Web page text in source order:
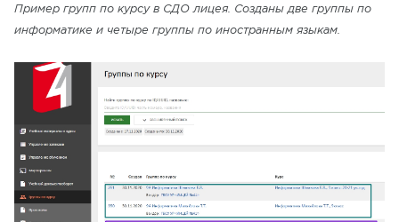
Пример групп по курсу в СДО лицея. Созданы две группы по
информатике и четыре группы по иностранным языкам.